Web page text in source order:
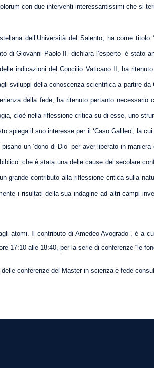
con due interventi interessantissimi che si
dell’Università del Salento, ha come
di Giovanni Paolo II- dichiara l’esperto- è stato
indicazioni del Concilio Vaticano II, ha
sviluppi della conoscenza scientifica a partire
della fede, ha ritenuto pertanto
cioè nella riflessione critica su di esse, uno
spiega il suo interesse per il ‘Caso Galileo’, la
un ‘dono di Dio’ per aver liberato in
che è stata una delle cause del secolare
grande contributo alla riflessione critica sulla
i risultati della sua indagine ad altri campi
atomi. Il contributo di Amedeo Avogrado”, è a
17:10 alle 18:40, per la serie di conferenze “le
delle conferenze del Master in scienza e fede